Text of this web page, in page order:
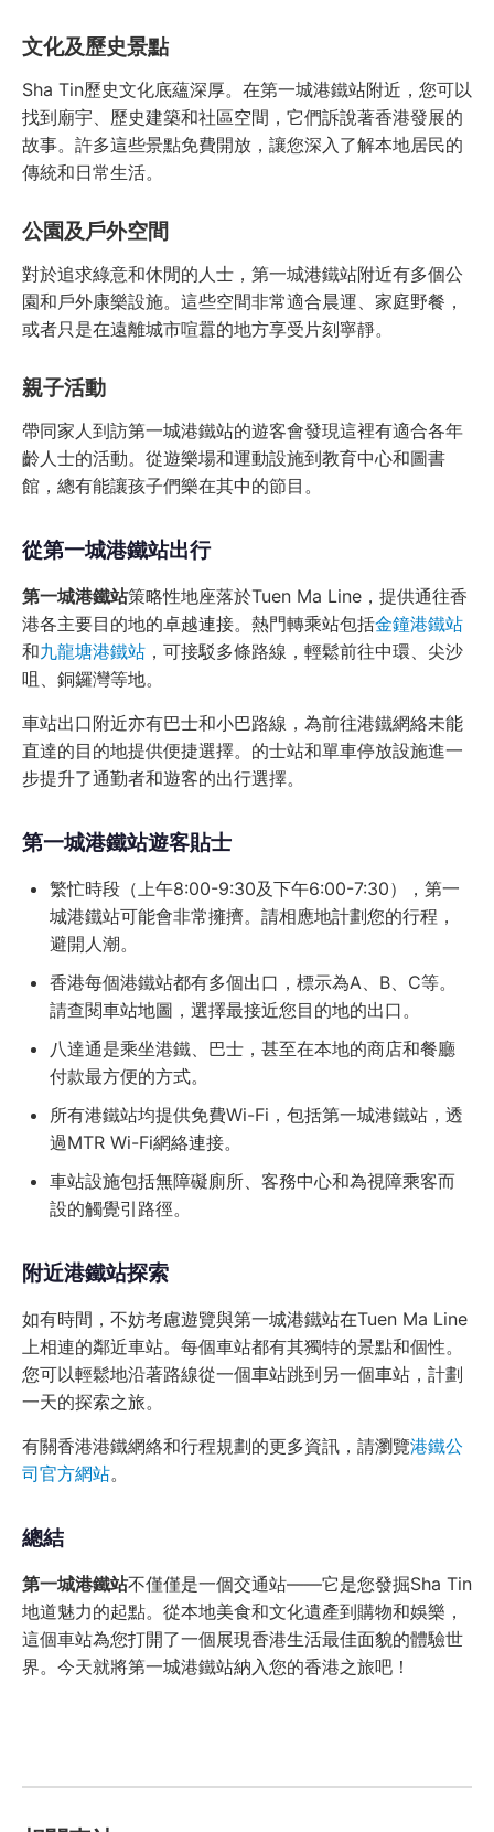
文化及歷史景點
Sha Tin歷史文化底蘊深厚。在第一城港鐵站附近，您可以
找到廟宇、歷史建築和社區空間，它們訴說著香港發展的
故事。許多這些景點免費開放，讓您深入了解本地居民的
傳統和日常生活。
公園及戶外空間
對於追求綠意和休閒的人士，第一城港鐵站附近有多個公
園和戶外康樂設施。這些空間非常適合晨運、家庭野餐，
或者只是在遠離城市喧囂的地方享受片刻寧靜。
親子活動
帶同家人到訪第一城港鐵站的遊客會發現這裡有適合各年
齡人士的活動。從遊樂場和運動設施到教育中心和圖書
館，總有能讓孩子們樂在其中的節目。
從第一城港鐵站出行
第一城港鐵站策略性地座落於Tuen Ma Line，提供通往香
港各主要目的地的卓越連接。熱門轉乘站包括金鐘港鐵站
和九龍塘港鐵站 ，可接駁多條路線，輕鬆前往中環、尖沙
咀、銅鑼灣等地。
車站出口附近亦有巴士和小巴路線，為前往港鐵網絡未能
直達的目的地提供便捷選擇。的士站和單車停放設施進一
步提升了通勤者和遊客的出行選擇。
第一城港鐵站遊客貼士
繁忙時段（上午8:00-9:30及下午6:00-7:30），第一
城港鐵站可能會非常擁擠。請相應地計劃您的行程，
避開人潮。
香港每個港鐵站都有多個出口，標示為A、B、C等。
請查閱車站地圖，選擇最接近您目的地的出口。
八達通是乘坐港鐵、巴士，甚至在本地的商店和餐廳
付款最方便的方式。
所有港鐵站均提供免費Wi-Fi，包括第一城港鐵站，透
過MTR Wi-Fi網絡連接。
車站設施包括無障礙廁所、客務中心和為視障乘客而
設的觸覺引路徑。
附近港鐵站探索
如有時間，不妨考慮遊覽與第一城港鐵站在Tuen Ma Line
上相連的鄰近車站。每個車站都有其獨特的景點和個性。
您可以輕鬆地沿著路線從一個車站跳到另一個車站，計劃
一天的探索之旅。
有關香港港鐵網絡和行程規劃的更多資訊，請瀏覽港鐵公
司官方網站。
總結
第一城港鐵站不僅僅是一個交通站——它是您發掘Sha Tin
地道魅力的起點。從本地美食和文化遺產到購物和娛樂，
這個車站為您打開了一個展現香港生活最佳面貌的體驗世
界。今天就將第一城港鐵站納入您的香港之旅吧！